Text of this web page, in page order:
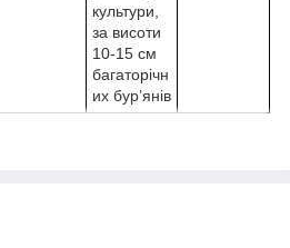
культури,
за висоти
10-15 см
багаторічн
их бур’янів